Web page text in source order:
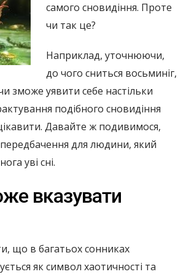
самого сновидіння. Проте
чи так це?
Наприклад, уточнюючи,
до чого сниться восьминіг,
зможе уявити себе настільки
подібного сновидіння
Давайте ж подивимося,
для людини, який
уві сні.
вказувати
що в багатьох сонниках
як символ хаотичності та